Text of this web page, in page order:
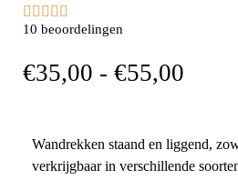
    
10 beoordelingen
€35,00 - €55,00
Wandrekken staand en liggend,
verkrijgbaar in verschillende